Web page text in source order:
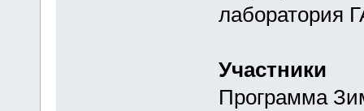
лаборатория
Участники
Программа